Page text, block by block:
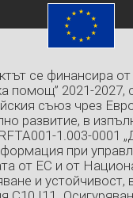
се финансира
помощ” 2021-
съюз чрез
развитие, в
1.003-0001
при
от ЕС и от
и устойчивост,